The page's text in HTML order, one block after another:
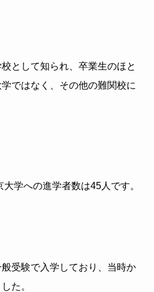
として知られ、卒業生のほと
ではなく、その他の難関校に
大学への進学者数は45人です。
受験で入学しており、当時か
た。